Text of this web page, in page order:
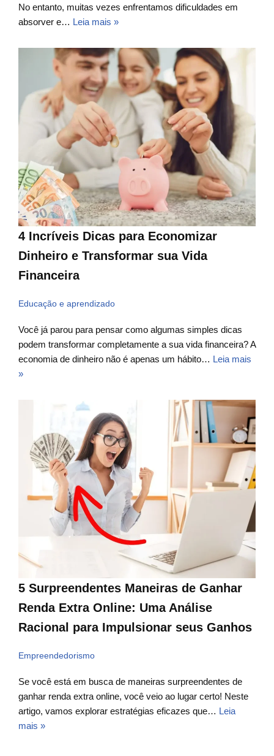
No entanto, muitas vezes enfrentamos dificuldades em
absorver e… Leia mais »
4 Incríveis Dicas para Economizar
Dinheiro e Transformar sua Vida
Financeira
Educação e aprendizado
Você já parou para pensar como algumas simples dicas
podem transformar completamente a sua vida financeira? A
economia de dinheiro não é apenas um hábito… Leia mais
»
5 Surpreendentes Maneiras de Ganhar
Renda Extra Online: Uma Análise
Racional para Impulsionar seus Ganhos
Empreendedorismo
Se você está em busca de maneiras surpreendentes de
ganhar renda extra online, você veio ao lugar certo! Neste
artigo, vamos explorar estratégias eficazes que… Leia
mais »